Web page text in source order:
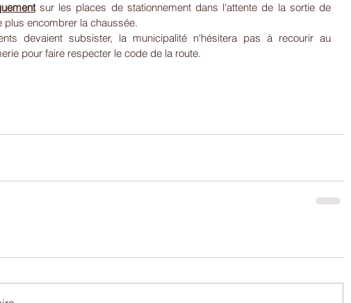
sur les places de stationnement dans l'attente de la sortie de
plus encombrer la chaussée.
devaient subsister, la municipalité n'hésitera pas à recourir au
pour faire respecter le code de la route.